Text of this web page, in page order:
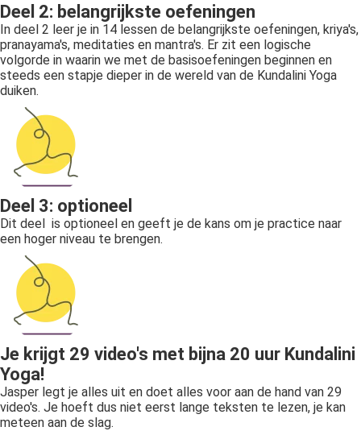
Deel 2: belangrijkste oefeningen
In deel 2 leer je in 14 lessen de belangrijkste oefeningen, kriya's,
pranayama's, meditaties en mantra's. Er zit een logische
volgorde in waarin we met de basisoefeningen beginnen en
steeds een stapje dieper in de wereld van de Kundalini Yoga
duiken.
Deel 3: optioneel
Dit deel is optioneel en geeft je de kans om je practice naar
een hoger niveau te brengen.
Je krijgt 29 video's met bijna 20 uur Kundalini
Yoga!
Jasper legt je alles uit en doet alles voor aan de hand van 29
video's. Je hoeft dus niet eerst lange teksten te lezen, je kan
meteen aan de slag.